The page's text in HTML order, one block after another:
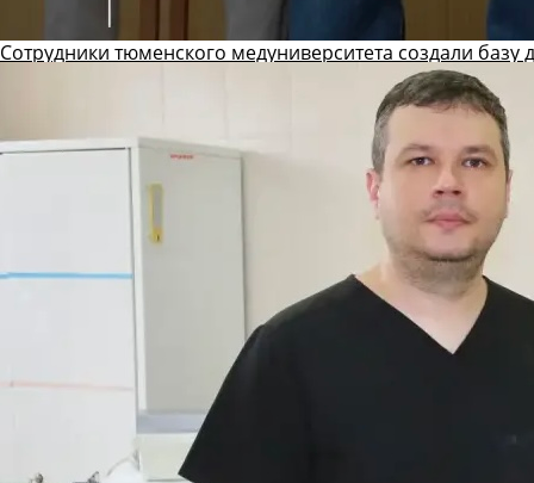
Сотрудники тюменского медуниверситета создали